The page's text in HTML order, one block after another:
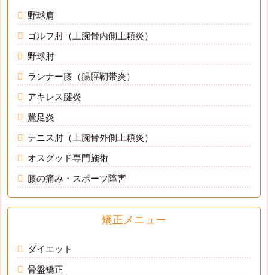
野球肩
ゴルフ肘（上腕骨内側上顆炎）
野球肘
ランナー膝（腸脛靭帯炎）
アキレス腱炎
鵞足炎
テニス肘（上腕骨外側上顆炎）
オスグッド専門施術
膝の痛み・スポーツ障害
矯正メニュー
ダイエット
骨盤矯正